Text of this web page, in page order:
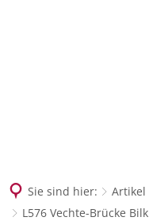
Sie sind hier: Artikel
L576 Vechte-Brücke Bilk